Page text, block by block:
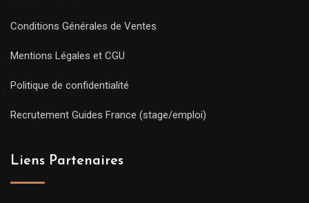
Conditions Générales de Ventes
Mentions Légales et CGU
Politique de confidentialité
Recrutement Guides France (stage/emploi)
Liens Partenaires